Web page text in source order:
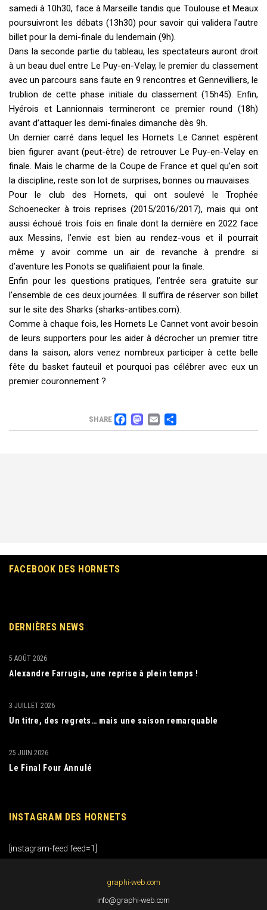
samedi à 10h30, face à Marseille tandis que Toulouse et Meaux
poursuivront les débats (13h30) pour savoir qui validera l’autre
billet pour la demi-finale du lendemain (9h).
Dans la seconde partie du tableau, les spectateurs auront droit
à un beau duel entre Le Puy-en-Velay, le premier du classement
avec un parcours sans faute en 9 rencontres et Gennevilliers, le
trublion de cette phase initiale du classement (15h45). Enfin,
Hyérois et Lannionnais termineront ce premier round (18h)
avant d’attaquer les demi-finales dimanche dès 9h.
Un dernier carré dans lequel les Hornets Le Cannet espèrent
bien figurer avant (peut-être) de retrouver Le Puy-en-Velay en
finale. Mais le charme de la Coupe de France et quel qu’en soit
la discipline, reste son lot de surprises, bonnes ou mauvaises.
Pour le club des Hornets, qui ont soulevé le Trophée
Schoenecker à trois reprises (2015/2016/2017), mais qui ont
aussi échoué trois fois en finale dont la dernière en 2022 face
aux Messins, l’envie est bien au rendez-vous et il pourrait
même y avoir comme un air de revanche à prendre si
d’aventure les Ponots se qualifiaient pour la finale.
Enfin pour les questions pratiques, l’entrée sera gratuite sur
l’ensemble de ces deux journées. Il suffira de réserver son billet
sur le site des Sharks (sharks-antibes.com).
Comme à chaque fois, les Hornets Le Cannet vont avoir besoin
de leurs supporters pour les aider à décrocher un premier titre
dans la saison, alors venez nombreux participer à cette belle
fête du basket fauteuil et pourquoi pas célébrer avec eux un
premier couronnement ?
SHARE FACEBOOK
MASTODON
EMAIL
PARTAGER
FACEBOOK DES HORNETS
DERNIÈRES NEWS
Alexandre Farrugia, une reprise à plein temps !
5 AOÛT 2026
Un titre, des regrets… mais une saison remarquable
3 JUILLET 2026
Le Final Four Annulé
25 JUIN 2026
INSTAGRAM DES HORNETS
[instagram-feed feed=1]
graphi-web.com
info@graphi-web.com